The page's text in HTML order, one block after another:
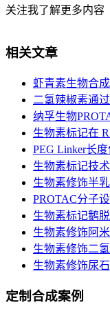
关注我了解更多内容
相关文章
虾青素生物合
二氢辣椒素通
纳孚生物
生物素标记在
PEG Linker长
生物素标记技
生物素修饰半
PROTAC分子
生物素标记鹅
生物素修饰阿
生物素修饰二
生物素修饰尿
定制合成案例